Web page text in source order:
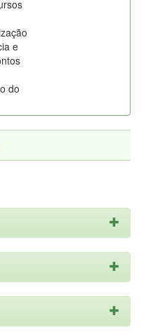
e
do